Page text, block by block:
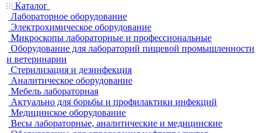
Каталог
Лабораторное оборудование
Электрохимическое оборудование
Микроскопы лабораторные и профессиональные
Оборудование для лабораторий пищевой промышленности
и ветеринарии
Стерилизация и дезинфекция
Аналитическое оборудование
Мебель лабораторная
Актуально для борьбы и профилактики инфекций
Медицинское оборудование
Весы лабораторные, аналитические и медицинские